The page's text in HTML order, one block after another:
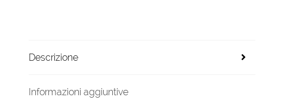
Descrizione
Informazioni aggiuntive